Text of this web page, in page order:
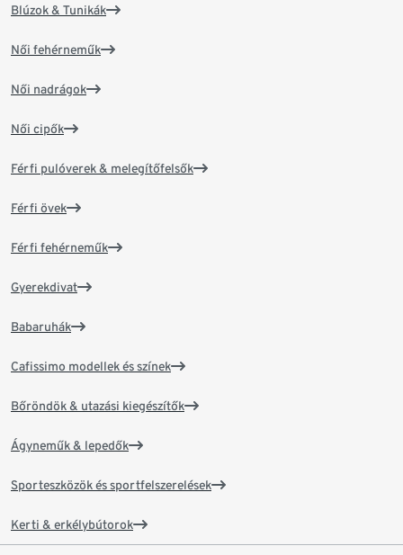
Blúzok & Tunikák
Női fehérneműk
Női nadrágok
Női cipők
Férfi pulóverek & melegítőfelsők
Férfi övek
Férfi fehérneműk
Gyerekdivat
Babaruhák
Cafissimo modellek és színek
Bőröndök & utazási kiegészítők
Ágyneműk & lepedők
Sporteszközök és sportfelszerelések
Kerti & erkélybútorok